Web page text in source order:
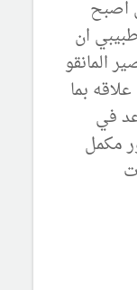
اصبح
ان
المانقو
بما
في
مكمل